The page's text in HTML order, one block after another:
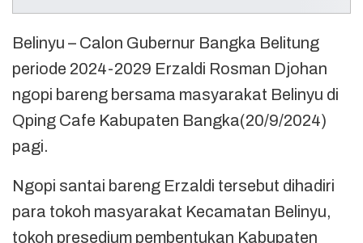
Belinyu – Calon Gubernur Bangka Belitung
periode 2024-2029 Erzaldi Rosman Djohan
ngopi bareng bersama masyarakat Belinyu di
Qping Cafe Kabupaten Bangka(20/9/2024)
pagi.
Ngopi santai bareng Erzaldi tersebut dihadiri
para tokoh masyarakat Kecamatan Belinyu,
tokoh presedium pembentukan Kabupaten